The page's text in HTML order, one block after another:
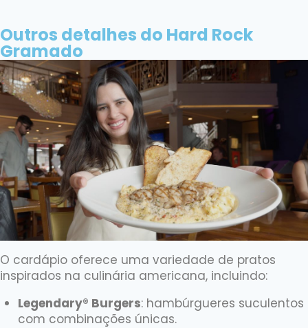
Outros detalhes do Hard Rock
Gramado
O cardápio oferece uma variedade de pratos
inspirados na culinária americana, incluindo:
Legendary® Burgers: hambúrgueres suculentos
com combinações únicas.